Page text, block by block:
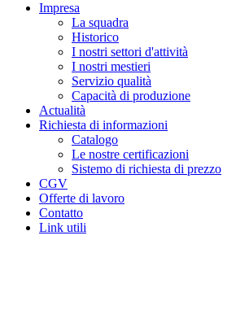
Impresa
La squadra
Historico
I nostri settori d'attività
I nostri mestieri
Servizio qualità
Capacità di produzione
Actualità
Richiesta di informazioni
Catalogo
Le nostre certificazioni
Sistemo di richiesta di prezzo
CGV
Offerte di lavoro
Contatto
Link utili